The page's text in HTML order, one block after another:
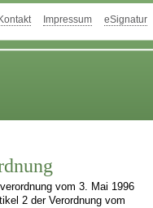
Kontakt Impressum eSignatur
vom 3. Mai 1996
2 der Verordnung vom